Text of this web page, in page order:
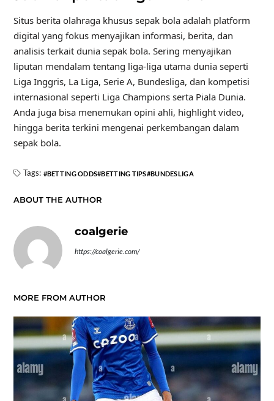
Situs berita olahraga khusus sepak bola adalah platform
digital yang fokus menyajikan informasi, berita, dan
analisis terkait dunia sepak bola. Sering menyajikan
liputan mendalam tentang liga-liga utama dunia seperti
Liga Inggris, La Liga, Serie A, Bundesliga, dan kompetisi
internasional seperti Liga Champions serta Piala Dunia.
Anda juga bisa menemukan opini ahli, highlight video,
hingga berita terkini mengenai perkembangan dalam
sepak bola.
Tags: BETTING ODDS BETTING TIPS BUNDESLIGA
ABOUT THE AUTHOR
coalgerie
https://coalgerie.com/
MORE FROM AUTHOR